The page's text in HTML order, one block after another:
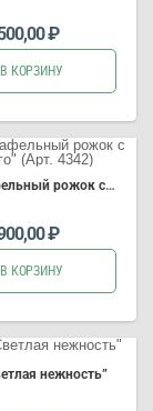
₽
В КОРЗИНУ
рожок с манго” (Арт. 4342)
₽
В КОРЗИНУ
нежность”